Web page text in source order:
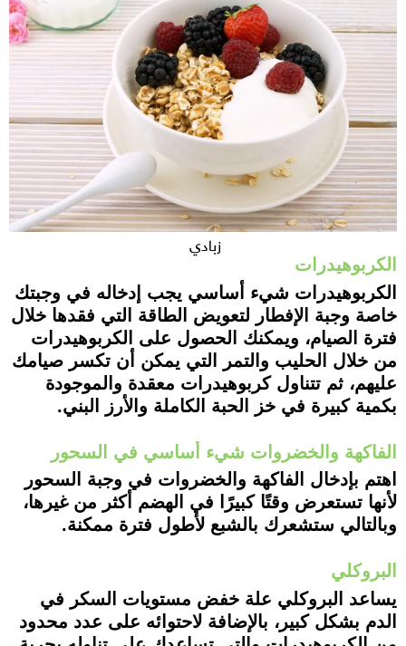
زبادي
الكربوهيدرات
الكربوهيدرات شيء أساسي يجب إدخاله في وجبتك
خاصة وجبة الإفطار لتعويض الطاقة التي فقدها خلال
فترة الصيام، ويمكنك الحصول على الكربوهيدرات
من خلال الحليب والتمر التي يمكن أن تكسر صيامك
عليهم، ثم تتناول كربوهيدرات معقدة والموجودة
بكمية كبيرة في خز الحبة الكاملة والأرز البني.
الفاكهة والخضروات شيء أساسي في السحور
اهتم بإدخال الفاكهة والخضروات في وجبة السحور
لأنها تستعرض وقتًا كبيرًا في الهضم أكثر من غيرها،
وبالتالي ستشعرك بالشبع لأطول فترة ممكنة.
البروكلي
يساعد البروكلي علة خفض مستويات السكر في
الدم بشكل كبير، بالإضافة لاحتوائه على عدد محدود